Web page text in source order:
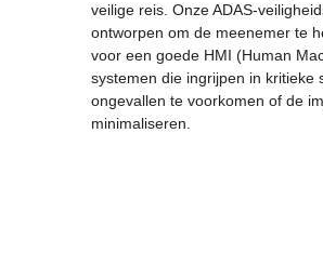
veilige reis. Onze ADAS-
ontworpen om de meenemer te
voor een goede HMI (Human
systemen die ingrijpen in kritieke
ongevallen te voorkomen of de
minimaliseren.